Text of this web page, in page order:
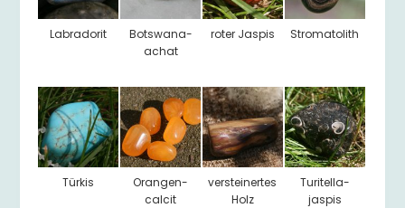
Labradorit
Botswana-
achat
roter Jaspis Stromatolith
Türkis
Orangen-
calcit
versteinertes
Holz
Turitella-
jaspis